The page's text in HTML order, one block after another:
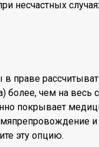
несчастных
праве
более, чем на весь
покрывает
и
эту опцию.